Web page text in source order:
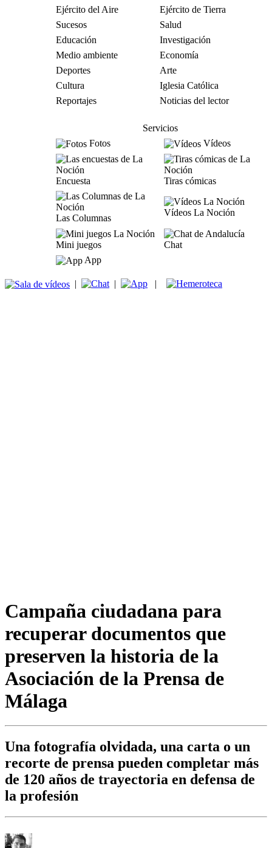
Ejército del Aire
Ejército de Tierra
Sucesos
Salud
Educación
Investigación
Medio ambiente
Economía
Deportes
Arte
Cultura
Iglesia Católica
Reportajes
Noticias del lector
Servicios
Fotos
Vídeos
Encuesta Tiras cómicas
Las Columnas
Vídeos La Noción
Mini juegos
Chat
App
| | |
Campaña ciudadana para
recuperar documentos que
preserven la historia de la
Asociación de la Prensa de
Málaga
Una fotografía olvidada, una carta o un
recorte de prensa pueden completar más
de 120 años de trayectoria en defensa de
la profesión